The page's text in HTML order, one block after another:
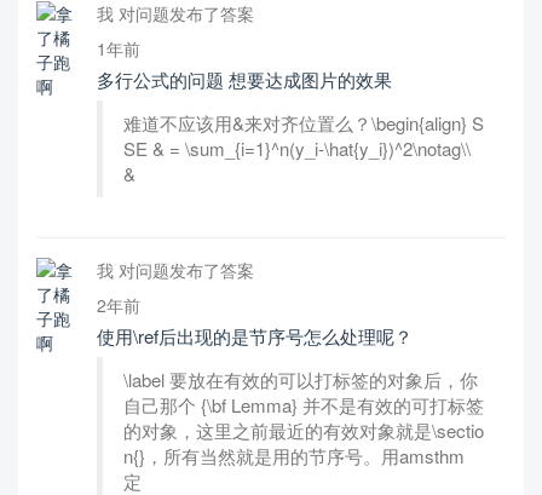
我 对问题发布了答案
1年前
多行公式的问题 想要达成图片的效果
难道不应该用&来对齐位置么？\begin{align} S
SE & = \sum_{i=1}^n(y_i-\hat{y_i})^2\notag\\
&
我 对问题发布了答案
2年前
使用\ref后出现的是节序号怎么处理呢？
\label 要放在有效的可以打标签的对象后，你
自己那个 {\bf Lemma} 并不是有效的可打标签
的对象，这里之前最近的有效对象就是\sectio
n{}，所有当然就是用的节序号。用amsthm
定